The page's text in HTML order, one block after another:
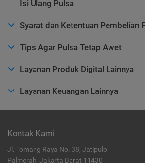
Isi Ulang Pulsa
Syarat dan Ketentuan Pembelian
Tips Agar Pulsa Tetap Awet
Layanan Produk Digital Lainnya
Layanan Keuangan Lainnya
Kontak Kami
Jl. Tomang Raya No. 38, Jatipulo
Palmerah, Jakarta Barat 11430